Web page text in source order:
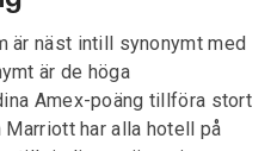
är näst intill synonymt med
är de höga
Amex-poäng tillföra stort
har alla hotell på